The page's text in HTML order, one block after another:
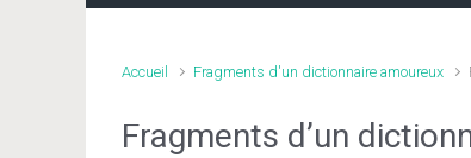
Accueil Fragments d'un dictionnaire amoureux
Fragments d’un